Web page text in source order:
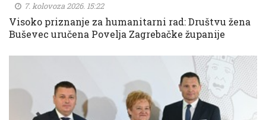
7. kolovoza 2026. 15:22
Visoko priznanje za humanitarni rad: Društvu žena
Buševec uručena Povelja Zagrebačke županije